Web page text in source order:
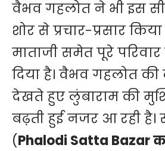
वैभव गहलोत ने भी इस
शोर से प्रचार-प्रसार
माताजी समेत पूरे
दिया है। वैभव गहलोत की
देखते हुए लुंबाराम की
बढ़ती हुई नजर आ रही है।
(Phalodi Satta Bazar